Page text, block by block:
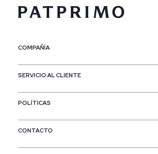
COMPAÑÍA
SERVICIO AL CLIENTE
POLÍTICAS
CONTACTO